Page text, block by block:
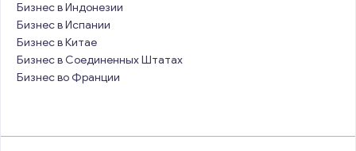
Бизнес в Индонезии
Бизнес в Испании
Бизнес в Китае
Бизнес в Соединенных Штатах
Бизнес во Франции